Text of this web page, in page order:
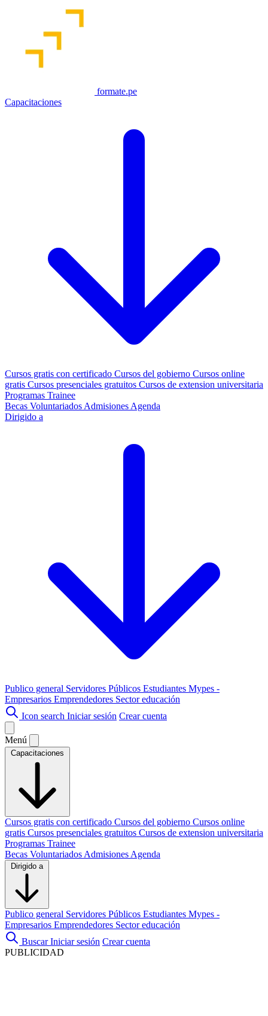
formate.pe
Capacitaciones
Cursos gratis con certificado Cursos del gobierno Cursos online
gratis Cursos presenciales gratuitos Cursos de extension universitaria
Programas Trainee
Becas Voluntariados Admisiones Agenda
Dirigido a
Publico general Servidores Públicos Estudiantes Mypes -
Empresarios Emprendedores Sector educación
Icon search Iniciar sesión Crear cuenta
Menú
Capacitaciones
Cursos gratis con certificado Cursos del gobierno Cursos online
gratis Cursos presenciales gratuitos Cursos de extension universitaria
Programas Trainee
Becas Voluntariados Admisiones Agenda
Dirigido a
Publico general Servidores Públicos Estudiantes Mypes -
Empresarios Emprendedores Sector educación
Buscar Iniciar sesión Crear cuenta
PUBLICIDAD